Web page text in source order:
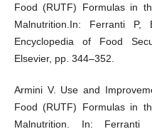
Food (RUTF) Formulas in
Malnutrition.In: Ferranti
Encyclopedia of Food
Elsevier, pp. 344–352.
Armini V. Use and
Food (RUTF) Formulas in
Malnutrition. In: